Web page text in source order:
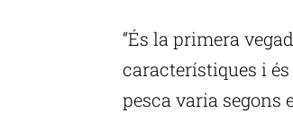
“És la primera
característiques i
pesca varia segons